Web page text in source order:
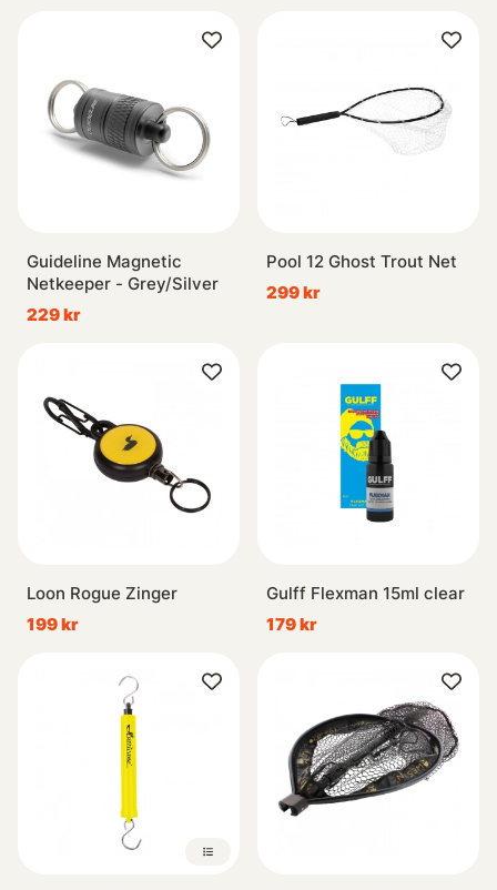
Guideline Magnetic
Netkeeper - Grey/Silver
229 kr
Pool 12 Ghost Trout Net
299 kr
Loon Rogue Zinger
199 kr
Gulff Flexman 15ml clear
179 kr